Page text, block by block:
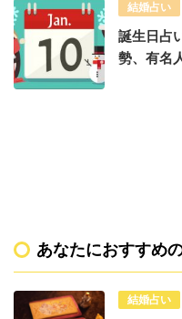
結婚占い
誕生日占
勢、有名
あなたにおすすめ
結婚占い